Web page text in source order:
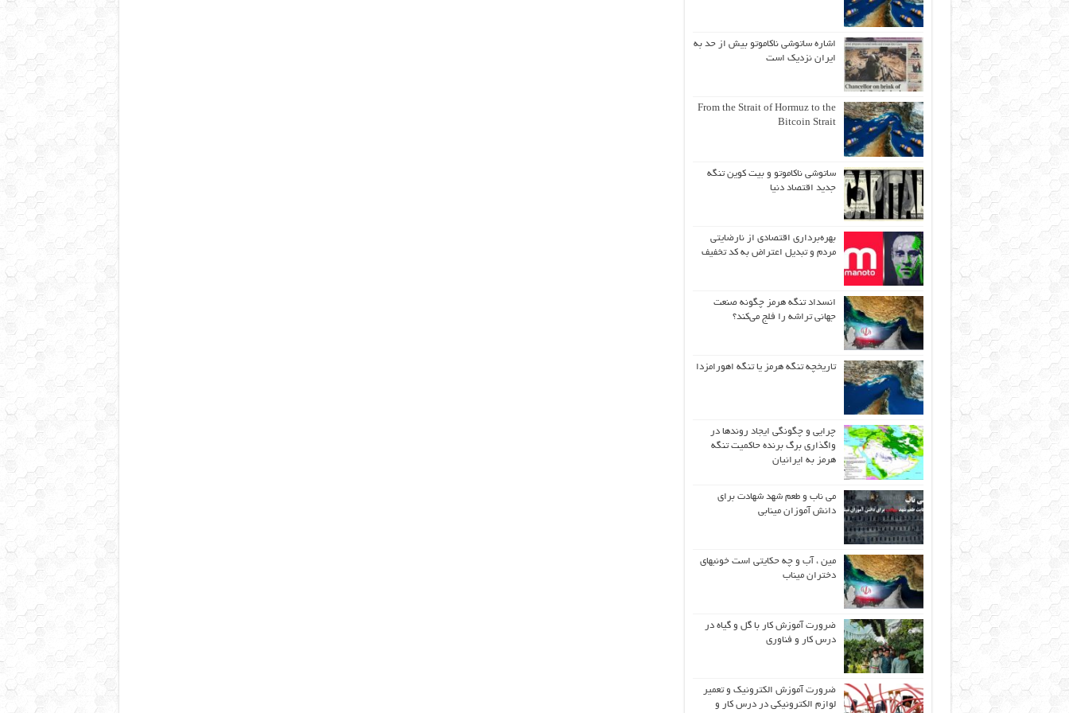
اشاره ساتوشی ناکاموتو بیش از حد به
ایران نزدیک است
From the Strait of Hormuz to the
Bitcoin Strait
ساتوشی ناکاموتو و بیت کوین تنگه
جدید اقتصاد دنیا
بهره‌برداری اقتصادی از نارضایتی
مردم و تبدیل اعتراض به کد تخفیف
انسداد تنگه هرمز چگونه صنعت
جهانی تراشه را فلج می‌کند؟
تاریخچه تنگه هرمز یا تنگه اهورامزدا
چرایی و چگونگی ایجاد روندها در
واگذاری برگ برنده حاکمیت تنگه
هرمز به ایرانیان
می ناب و طعم شهد شهادت برای
دانش آموزان مینابی
مین ، آب و چه حکایتی است خونبهای
دختران میناب
ضرورت آموزش کار با گل و گیاه در
درس کار و فناوری
ضرورت آموزش الکترونیک و تعمیر
لوازم الکترونیکی در درس کار و